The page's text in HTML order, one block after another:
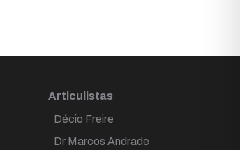
Articulistas
Décio Freire
Dr Marcos Andrade